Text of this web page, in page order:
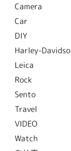
Camera
Car
DIY
Harley-
Leica
Rock
Sento
Travel
VIDEO
Watch